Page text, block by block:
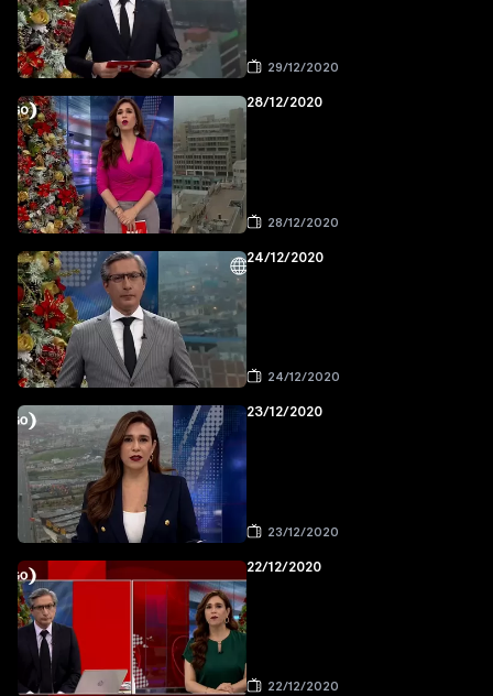
29/12/2020
28/12/2020
28/12/2020
24/12/2020
24/12/2020
23/12/2020
23/12/2020
22/12/2020
22/12/2020